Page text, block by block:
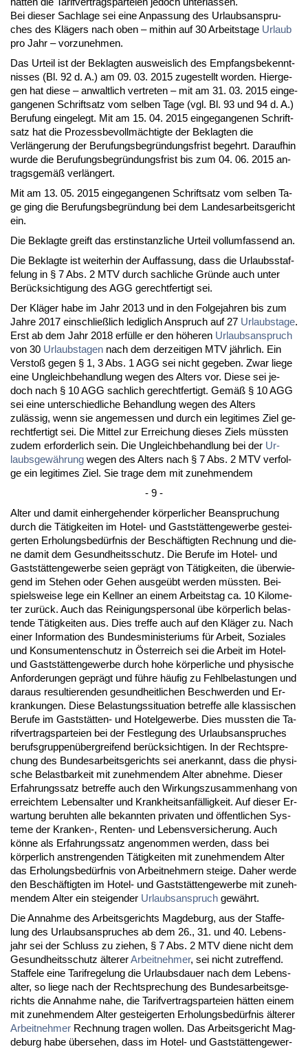
Bei die­ser Sach­la­ge sei ei­ne An­pas­sung des Ur­laubs­an­spru­
ches des Klägers nach oben – mit­hin auf 30 Ar­beits­ta­ge Ur­laub
pro Jahr – vor­zu­neh­men.
Das Ur­teil ist der Be­klag­ten aus­weis­lich des Emp­fangs­be­kennt­
nis­ses (Bl. 92 d. A.) am 09. 03. 2015 zu­ge­stellt wor­den. Hier­ge­
gen hat die­se – an­walt­lich ver­tre­ten – mit am 31. 03. 2015 ein­ge­
gan­ge­nen Schrift­satz vom sel­ben Ta­ge (vgl. Bl. 93 und 94 d. A.)
Be­ru­fung ein­ge­legt. Mit am 15. 04. 2015 ein­ge­gan­ge­nen Schrift­
satz hat die Pro­zess­be­vollmäch­tig­te der Be­klag­ten die
Verlänge­rung der Be­ru­fungs­be­gründungs­frist be­gehrt. Dar­auf­hin
wur­de die Be­ru­fungs­be­gründungs­frist bis zum 04. 06. 2015 an­
trags­gemäß verlängert.
Mit am 13. 05. 2015 ein­ge­gan­ge­nen Schrift­satz vom sel­ben Ta­
ge ging die Be­ru­fungs­be­gründung bei dem Lan­des­ar­beits­ge­richt
ein.
Die Be­klag­te greift das erst­in­stanz­li­che Ur­teil voll­um­fas­send an.
Die Be­klag­te ist wei­ter­hin der Auf­fas­sung, dass die Ur­laubs­staf­
fe­lung in § 7 Abs. 2 MTV durch sach­li­che Gründe auch un­ter
Berück­sich­ti­gung des AGG ge­recht­fer­tigt sei.
Der Kläger ha­be im Jahr 2013 und in den Fol­ge­jah­ren bis zum
Jah­re 2017 ein­sch­ließlich le­dig­lich An­spruch auf 27 Ur­laubs­ta­ge.
Erst ab dem Jahr 2018 erfülle er den höhe­ren Ur­laubs­an­spruch
von 30 Ur­laubs­ta­gen nach dem der­zei­ti­gen MTV jähr­lich. Ein
Ver­s­toß ge­gen § 1, 3 Abs. 1 AGG sei nicht ge­ge­ben. Zwar lie­ge
ei­ne Un­gleich­be­hand­lung we­gen des Al­ters vor. Die­se sei je­
doch nach § 10 AGG sach­lich ge­recht­fer­tigt. Gemäß § 10 AGG
sei ei­ne un­ter­schied­li­che Be­hand­lung we­gen des Al­ters
zulässig, wenn sie an­ge­mes­sen und durch ein le­gi­ti­mes Ziel ge­
recht­fer­tigt sei. Die Mit­tel zur Er­rei­chung die­ses Ziels müss­ten
zu­dem er­for­der­lich sein. Die Un­gleich­be­hand­lung bei der Ur­
laubs­gewährung we­gen des Al­ters nach § 7 Abs. 2 MTV ver­fol­
ge ein le­gi­ti­mes Ziel. Sie tra­ge dem mit zu­neh­men­dem
- 9 -
Al­ter und da­mit ein­her­ge­hen­der körper­li­cher Be­an­spru­chung
durch die Tätig­kei­ten im Ho­tel- und Gaststätten­ge­wer­be ge­stei­
ger­ten Er­ho­lungs­bedürf­nis der Beschäftig­ten Rech­nung und die­
ne da­mit dem Ge­sund­heits­schutz. Die Be­ru­fe im Ho­tel- und
Gaststätten­ge­wer­be sei­en ge­prägt von Tätig­kei­ten, die über­wie­
gend im Ste­hen oder Ge­hen aus­geübt wer­den müss­ten. Bei­
spiels­wei­se le­ge ein Kell­ner an ei­nem Ar­beits­tag ca. 10 Ki­lo­me­
ter zurück. Auch das Rei­ni­gungs­per­so­nal übe körper­lich be­las­
ten­de Tätig­kei­ten aus. Dies tref­fe auch auf den Kläger zu. Nach
ei­ner In­for­ma­ti­on des Bun­des­mi­nis­te­ri­ums für Ar­beit, So­zia­les
und Kon­su­men­ten­schutz in Öster­reich sei die Ar­beit im Ho­tel-
und Gaststätten­ge­wer­be durch ho­he körper­li­che und phy­si­sche
An­for­de­run­gen ge­prägt und führe häufig zu Fehl­be­las­tun­gen und
dar­aus re­sul­tie­ren­den ge­sund­heit­li­chen Be­schwer­den und Er­
kran­kun­gen. Die­se Be­las­tungs­si­tua­ti­on be­tref­fe al­le klas­si­schen
Be­ru­fe im Gaststätten- und Ho­tel­ge­wer­be. Dies muss­ten die Ta­
rif­ver­trags­par­tei­en bei der Fest­le­gung des Ur­laubs­an­spru­ches
be­rufs­grup­penüberg­rei­fend berück­sich­ti­gen. In der Recht­spre­
chung des Bun­des­ar­beits­ge­richts sei an­er­kannt, dass die phy­si­
sche Be­last­bar­keit mit zu­neh­men­dem Al­ter ab­neh­me. Die­ser
Er­fah­rungs­satz be­tref­fe auch den Wir­kungs­zu­sam­men­hang von
er­reich­tem Le­bens­al­ter und Krank­heits­anfällig­keit. Auf die­ser Er­
war­tung be­ruh­ten al­le be­kann­ten pri­va­ten und öffent­li­chen Sys­
te­me der Kran­ken-, Ren­ten- und Le­bens­ver­si­che­rung. Auch
könne als Er­fah­rungs­satz an­ge­nom­men wer­den, dass bei
körper­lich an­stren­gen­den Tätig­kei­ten mit zu­neh­men­dem Al­ter
das Er­ho­lungs­bedürf­nis von Ar­beit­neh­mern stei­ge. Da­her wer­de
den Beschäftig­ten im Ho­tel- und Gaststätten­ge­wer­be mit zu­neh­
men­dem Al­ter ein stei­gen­der Ur­laubs­an­spruch gewährt.
Die An­nah­me des Ar­beits­ge­richts Mag­de­burg, aus der Staf­fe­
lung des Ur­laubs­an­spru­ches ab dem 26., 31. und 40. Le­bens­
jahr sei der Schluss zu zie­hen, § 7 Abs. 2 MTV die­ne nicht dem
Ge­sund­heits­schutz älte­rerAr­beit­neh­mer, sei nicht zu­tref­fend.
Staf­fe­le ei­ne Ta­rif­re­ge­lung die Ur­laubs­dau­er nach dem Le­bens­
al­ter, so lie­ge nach der Recht­spre­chung des Bun­des­ar­beits­ge­
richts die An­nah­me na­he, die Ta­rif­ver­trags­par­tei­en hätten ei­nem
mit zu­neh­men­dem Al­ter ge­stei­ger­ten Er­ho­lungs­bedürf­nis älte­rer
Ar­beit­neh­mer Rech­nung tra­gen wol­len. Das Ar­beits­ge­richt Mag­
de­burg ha­be über­se­hen, dass im Ho­tel- und Gaststätten­ge­wer­